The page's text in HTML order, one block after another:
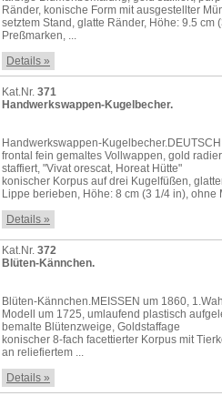
Ränder, konische Form mit ausgestellter
setztem Stand, glatte Ränder, Höhe: 9.5 cm
Preßmarken, ...
Details »
Kat.Nr. 371
Handwerkswappen-Kugelbecher.
Handwerkswappen-
frontal fein gemaltes Vollwappen, gold
staffiert, "Vivat orescat, Horeat Hütte"
konischer Korpus auf drei Kugelfüßen,
Lippe berieben, Höhe: 8 cm (3 1/4 in), ohne
Details »
Kat.Nr. 372
Blüten-Kännchen.
Blüten-Kännchen.MEISSEN um 1860, 1.Wahl
Modell um 1725, umlaufend plastisch
bemalte Blütenzweige, Goldstaffage
konischer 8-fach facettierter Korpus mit
an reliefiertem ...
Details »